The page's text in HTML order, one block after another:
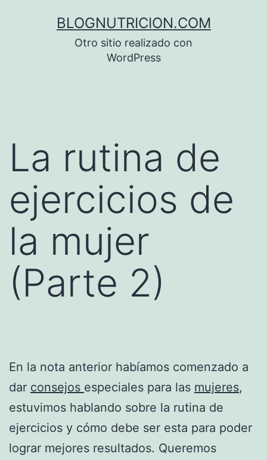
BLOGNUTRICION.COM
Otro sitio realizado con
WordPress
La rutina de
ejercicios de
la mujer
(Parte 2)
En la nota anterior habíamos comenzado a
dar consejos especiales para las mujeres,
estuvimos hablando sobre la rutina de
ejercicios y cómo debe ser esta para poder
lograr mejores resultados. Queremos